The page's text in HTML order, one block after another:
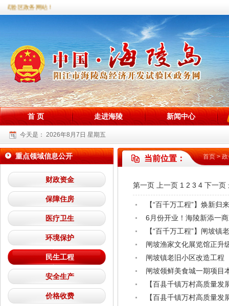
验区政务网站！
首 页 走进海陵 新闻中心
今天是： 2026年8月7日 星期五
重点领域信息公开
财政资金
保障住房
医疗卫生
环境保护
民生工程
安全生产
价格收费
当前位置： 首页>
第一页 上一页 1 2 3 4 下一页
【“百千万工程”】焕新
6月份开业！海陵新添一
【“百千万工程”】闸坡
闸坡渔家文化展览馆正升
闸坡镇老旧小区改造工程
闸坡领鲜美食城一期项目
【百县千镇万村高质量
【百县千镇万村高质量发